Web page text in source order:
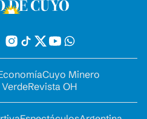
Cuyo Minero
Revista OH